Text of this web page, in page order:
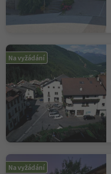
Na vyžádání
Na vyžádání